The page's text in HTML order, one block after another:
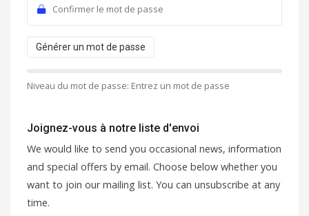
Générer un mot de passe
Niveau du mot de passe: Entrez un mot de passe
Joignez-vous à notre liste d'envoi
We would like to send you occasional news, information
and special offers by email. Choose below whether you
want to join our mailing list. You can unsubscribe at any
time.